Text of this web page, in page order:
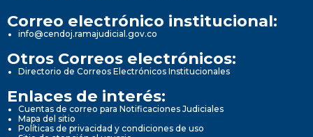
Correo electrónico institucional:
info@cendoj.ramajudicial.gov.co
Otros Correos electrónicos:
Directorio de Correos Electrónicos Institucionales
Enlaces de interés:
Cuentas de correo para Notificaciones Judiciales
Mapa del sitio
Políticas de privacidad y condiciones de uso